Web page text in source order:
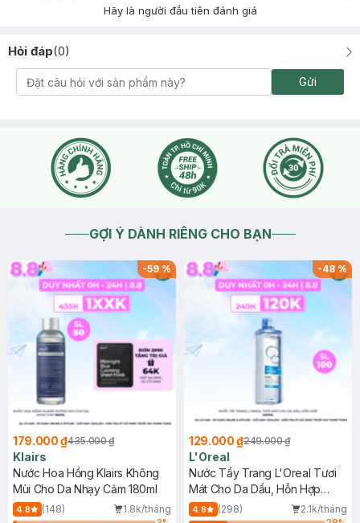
Hãy là người đầu tiên đánh giá
Hỏi đáp(0)
Gửi
GỢI Ý DÀNH RIÊNG CHO BẠN
-59%
179.000 ₫435.000 ₫
Klairs
Nước Hoa Hồng Klairs Không
Mùi Cho Da Nhạy Cảm 180ml
4.8 (148)
1.8k/tháng
-48%
129.000 ₫249.000 ₫
L'Oreal
Nước Tẩy Trang L'Oreal Tươi
Mát Cho Da Dầu, Hỗn Hợp
400ml
4.8 (298)
2.1k/tháng